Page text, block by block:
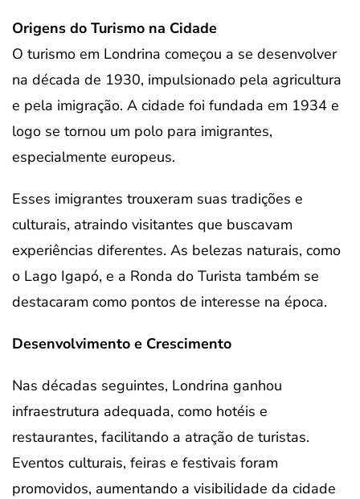
Origens do Turismo na Cidade
O turismo em Londrina começou a se desenvolver
na década de 1930, impulsionado pela agricultura
e pela imigração. A cidade foi fundada em 1934 e
logo se tornou um polo para imigrantes,
especialmente europeus.
Esses imigrantes trouxeram suas tradições e
culturais, atraindo visitantes que buscavam
experiências diferentes. As belezas naturais, como
o Lago Igapó, e a Ronda do Turista também se
destacaram como pontos de interesse na época.
Desenvolvimento e Crescimento
Nas décadas seguintes, Londrina ganhou
infraestrutura adequada, como hotéis e
restaurantes, facilitando a atração de turistas.
Eventos culturais, feiras e festivais foram
promovidos, aumentando a visibilidade da cidade